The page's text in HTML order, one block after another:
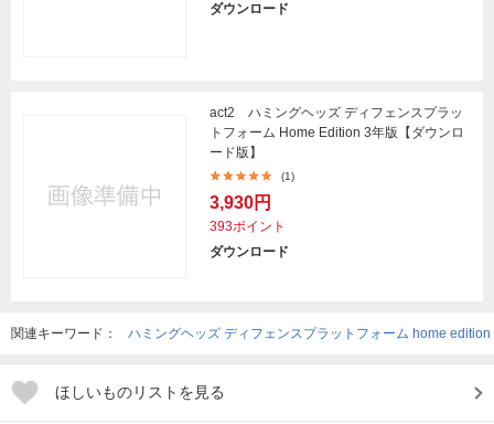
ダウンロード
act2 ハミングヘッズ ディフェンスプラッ
トフォーム Home Edition 3年版【ダウンロ
ード版】
(1)
3,930円
393ポイント
ダウンロード
関連キーワード： ハミングヘッズ ディフェンスプラットフォーム home edition
ほしいものリストを見る